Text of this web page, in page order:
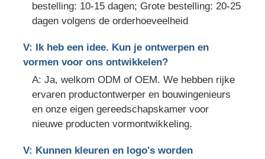
bestelling: 10-15 dagen; Grote bestelling: 20-25
dagen volgens de orderhoeveelheid
V: Ik heb een idee. Kun je ontwerpen en
vormen voor ons ontwikkelen?
A: Ja, welkom ODM of OEM. We hebben rijke
ervaren productontwerper en bouwingenieurs
en onze eigen gereedschapskamer voor
nieuwe producten vormontwikkeling.
V: Kunnen kleuren en logo's worden